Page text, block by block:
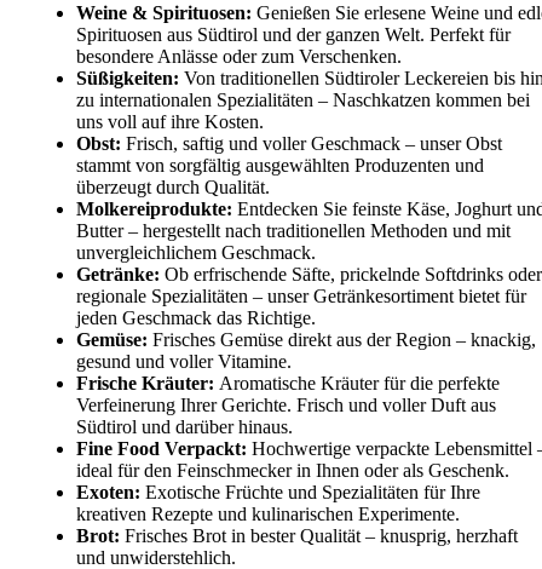
Weine & Spirituosen: Genießen Sie erlesene Weine und
Spirituosen aus Südtirol und der ganzen Welt. Perfekt für
besondere Anlässe oder zum Verschenken.
Süßigkeiten: Von traditionellen Südtiroler Leckereien bis
zu internationalen Spezialitäten – Naschkatzen kommen bei
uns voll auf ihre Kosten.
Obst: Frisch, saftig und voller Geschmack – unser Obst
stammt von sorgfältig ausgewählten Produzenten und
überzeugt durch Qualität.
Molkereiprodukte: Entdecken Sie feinste Käse, Joghurt
Butter – hergestellt nach traditionellen Methoden und mit
unvergleichlichem Geschmack.
Getränke: Ob erfrischende Säfte, prickelnde Softdrinks oder
regionale Spezialitäten – unser Getränkesortiment bietet für
jeden Geschmack das Richtige.
Gemüse: Frisches Gemüse direkt aus der Region – knackig,
gesund und voller Vitamine.
Frische Kräuter: Aromatische Kräuter für die perfekte
Verfeinerung Ihrer Gerichte. Frisch und voller Duft aus
Südtirol und darüber hinaus.
Fine Food Verpackt: Hochwertige verpackte Lebensmittel
ideal für den Feinschmecker in Ihnen oder als Geschenk.
Exoten: Exotische Früchte und Spezialitäten für Ihre
kreativen Rezepte und kulinarischen Experimente.
Brot: Frisches Brot in bester Qualität – knusprig, herzhaft
und unwiderstehlich.